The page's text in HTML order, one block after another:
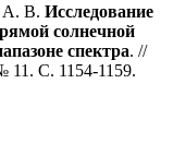
А. В. Исследование
солнечной
спектра. //
11. С. 1154-1159.